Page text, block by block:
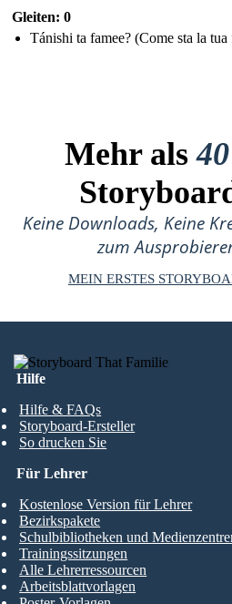
Gleiten: 0
Tánishi ta famee? (Come sta la
Mehr als
Keine Downloads, Keine
zum
MEIN ERSTES
Hilfe
Hilfe & FAQs
Storyboard-Ersteller
So drucken Sie
Für Lehrer
Kostenlose Version für Lehrer
Bezirkspakete
Schulbibliotheken und
Trainingssitzungen
Alle Lehrerressourcen
Arbeitsblattvorlagen